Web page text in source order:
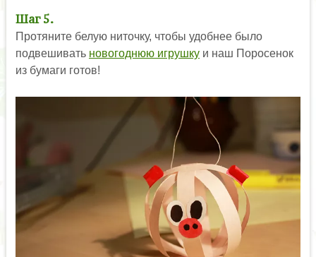
Шаг 5.
Протяните белую ниточку, чтобы удобнее было
подвешивать новогоднюю игрушкуи наш Поросенок
из бумаги готов!